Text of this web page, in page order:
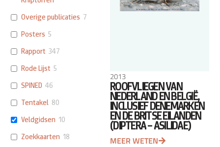
Overige publicaties 7
Posters 5
Rapport 347
Rode Lijst 5
SPINED 46
Tentakel 80
Veldgidsen 10
Zoekkaarten 18
2013
ROOFVLIEGEN VAN
NEDERLAND EN BELGIË,
INCLUSIEF DENEMARKEN
EN DE BRITSE EILANDEN
(DIPTERA – ASILIDAE)
MEER WETEN